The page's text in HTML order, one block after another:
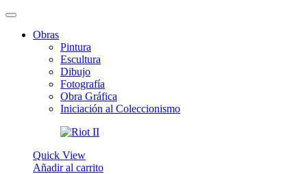
Obras
Pintura
Escultura
Dibujo
Fotografía
Obra Gráfica
Iniciación al Coleccionismo
Quick View
Añadir al carrito